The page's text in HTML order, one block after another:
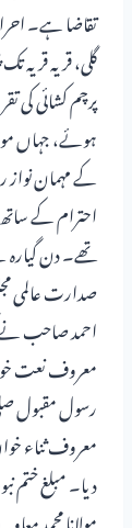
تقاضا ہے۔
گلی، قریہ قریہ
پرچم کشائی کی
ہوئے، جہاں
کے مہمان نواز
احترام کے
تھے۔ دن گیارہ
صدارت عالمی
احمد صاحب نے
معروف نعت
رسول مقبول
معروف ثناء
دیا۔ مبلغ ختم